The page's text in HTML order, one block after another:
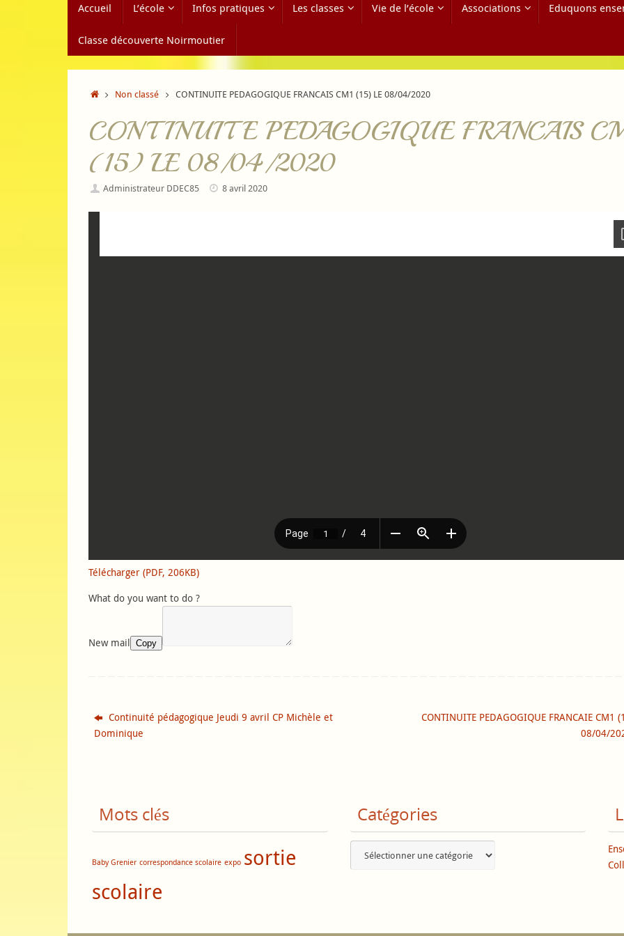
Accueil L’école Infos pratiques Les classes Vie de l’école Associations Eduquons
Classe découverte Noirmoutier
AccueilNon classé CONTINUITE PEDAGOGIQUE FRANCAIS CM1 (15) LE 08/04/2020
CONTINUITE PEDAGOGIQUE FRANCAIS
(15) LE 08/04/2020
Administrateur DDEC85 8 avril 2020
Télécharger (PDF, 206KB)
What do you want to do ?
New mail Copy
Continuité pédagogique Jeudi 9 avril CP Michèle et
Dominique
CONTINUITE PEDAGOGIQUE FRANCAIE CM1
08/04/
Mots clés
Baby Grenier correspondance scolaire expo sortie
scolaire
Catégories